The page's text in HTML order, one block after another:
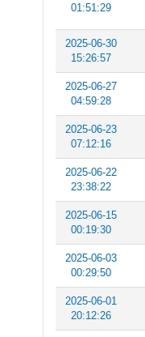
01:51:29
2025-06-30
15:26:57
2025-06-27
04:59:28
2025-06-23
07:12:16
2025-06-22
23:38:22
2025-06-15
00:19:30
2025-06-03
00:29:50
2025-06-01
20:12:26